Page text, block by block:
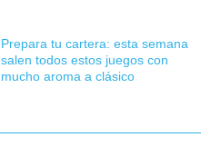
Prepara tu cartera: esta semana
salen todos estos juegos con
mucho aroma a clásico